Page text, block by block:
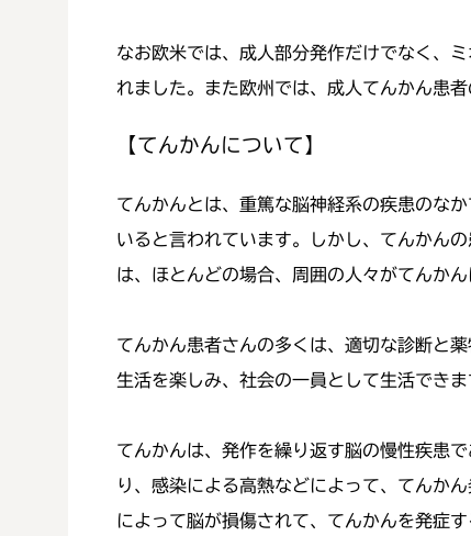
なお欧米では、成人部分発作だけでなく、
れました。また欧州では、成人てんかん患
【てんかんについて】
てんかんとは、重篤な脳神経系の疾患の
いると言われています。しかし、てんかん
は、ほとんどの場合、周囲の人々がてんか
てんかん患者さんの多くは、適切な診断と
生活を楽しみ、社会の一員として生活できま
てんかんは、発作を繰り返す脳の慢性疾患
り、感染による高熱などによって、てんか
によって脳が損傷されて、てんかんを発症